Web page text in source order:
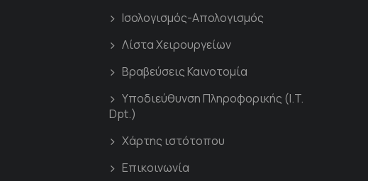
Ισολογισμός-Απολογισμός
Λίστα Χειρουργείων
Βραβεύσεις Καινοτομία
Υποδιεύθυνση Πληροφορικής (I.T.
Dpt.)
Χάρτης ιστότοπου
Επικοινωνία